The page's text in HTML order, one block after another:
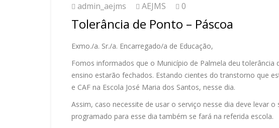
admin_aejms AEJMS 0
Tolerância de Ponto – Páscoa
Exmo./a. Sr./a. Encarregado/a de Educação,
Fomos informados que o Município de Palmela deu
ensino estarão fechados. Estando cientes do transtorno que
e CAF na Escola José Maria dos Santos, nesse dia.
Assim, caso necessite de usar o serviço nesse dia deve levar
programado para esse dia também se fará na referida escola.